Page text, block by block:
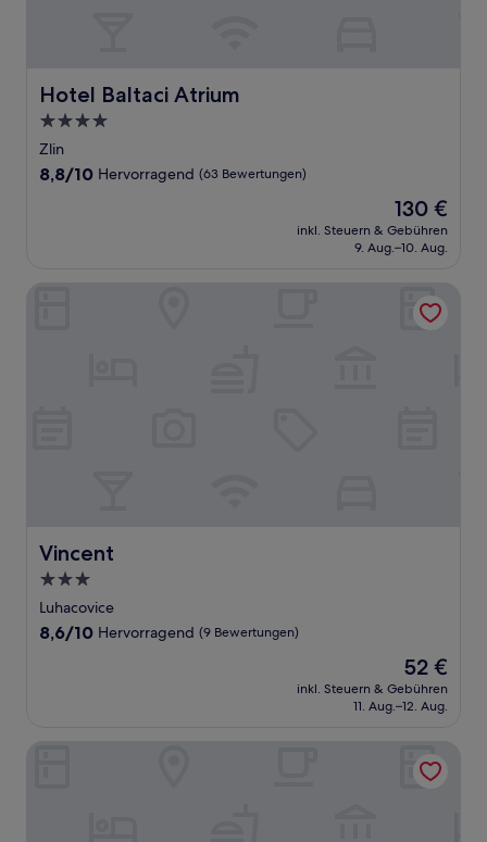
Hotel Baltaci Atrium
Hotel Baltaci Atrium
4.0-
Sterne-
Unterkunft
Zlin
8.8
8,8/10 Hervorragend (63 Bewertungen)
Der
Preis
beträgt
130 €
inkl. Steuern & Gebühren
9. Aug.–10. Aug.
Vincent
Vincent
3.0-
Sterne-
Unterkunft
Luhacovice
8.6
8,6/10 Hervorragend (9 Bewertungen)
Der
Preis
beträgt
52 €
inkl. Steuern & Gebühren
11. Aug.–12. Aug.